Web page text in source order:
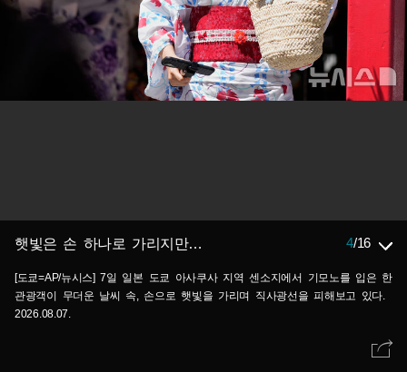
햇빛은 손 하나로 가리지만… 4/16
[도쿄=AP/뉴시스] 7일 일본 도쿄 아사쿠사 지역 센소지에서 기모노를 입은 한
관광객이 무더운 날씨 속, 손으로 햇빛을 가리며 직사광선을 피해보고 있다.
2026.08.07.